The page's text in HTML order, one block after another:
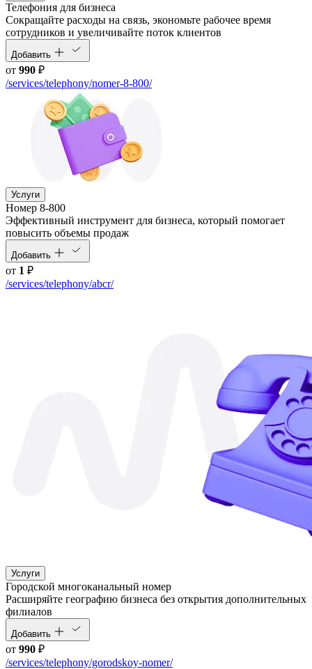
Телефония для бизнеса
Cокращайте расходы на связь, экономьте рабочее время
сотрудников и увеличивайте поток клиентов
Добавить
от 990 ₽
/services/telephony/nomer-8-800/
Услуги
Номер 8-800
Эффективный инструмент для бизнеса, который помогает
повысить объемы продаж
Добавить
от 1 ₽
/services/telephony/abcr/
Услуги
Городской многоканальный номер
Расширяйте географию бизнеса без открытия дополнительных
филиалов
Добавить
от 990 ₽
/services/telephony/gorodskoy-nomer/